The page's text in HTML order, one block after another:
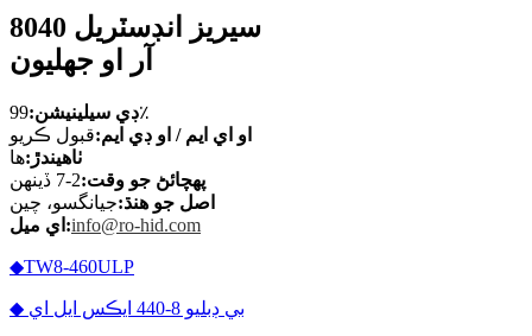
8040 سيريز انڊسٽريل
آر او جھليون
ڊي سيلينيشن:99٪
او اي ايم / او ڊي ايم:قبول ڪريو
ٺاهيندڙ:ها
پهچائڻ جو وقت:2-7 ڏينهن
اصل جو هنڌ:جيانگسو، چين
اي ميل:info@ro-hid.com
◆TW8-460ULP
◆ بي ڊبليو 8-440 ايڪس ايل اي